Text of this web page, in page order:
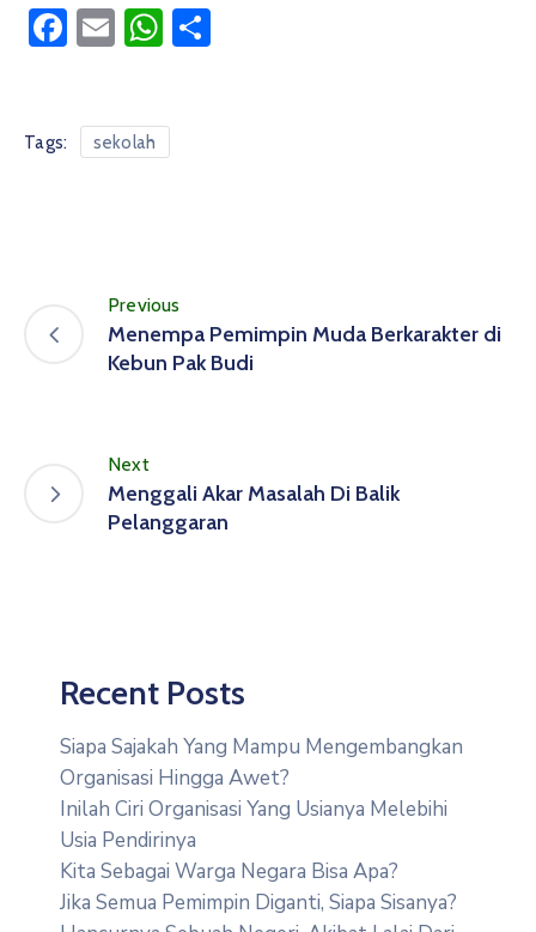
Facebook
EmailWhatsApp
Tags: sekolah
Previous
Menempa Pemimpin Muda Berkarakter di
Kebun Pak Budi
Next
Menggali Akar Masalah Di Balik
Pelanggaran
Recent Posts
Siapa Sajakah Yang Mampu Mengembangkan
Organisasi Hingga Awet?
Inilah Ciri Organisasi Yang Usianya Melebihi
Usia Pendirinya
Kita Sebagai Warga Negara Bisa Apa?
Jika Semua Pemimpin Diganti, Siapa Sisanya?